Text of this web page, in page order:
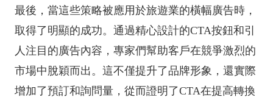
最後，當這些策略被應用於旅遊業的橫幅廣告時，
取得了明顯的成功。通過精心設計的CTA按鈕和引
人注目的廣告內容，專家們幫助客戶在競爭激烈的
市場中脫穎而出。這不僅提升了品牌形象，還實際
增加了預訂和詢問量，從而證明了CTA在提高轉換